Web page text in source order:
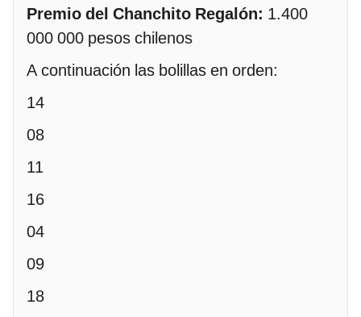
Premio del Chanchito Regalón: 1.400
000 000 pesos chilenos
A continuación las bolillas en orden:
14
08
11
16
04
09
18